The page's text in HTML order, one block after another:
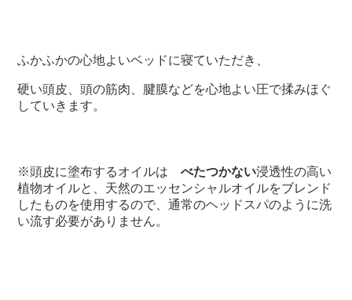
ふかふかの心地よいベッドに寝ていただき、
硬い頭皮、頭の筋肉、腱膜などを心地よい圧で揉みほぐ
していきます。
※頭皮に塗布するオイルはべたつかない浸透性の高い
植物オイルと、天然のエッセンシャルオイルをブレンド
したものを使用するので、通常のヘッドスパのように洗
い流す必要がありません。